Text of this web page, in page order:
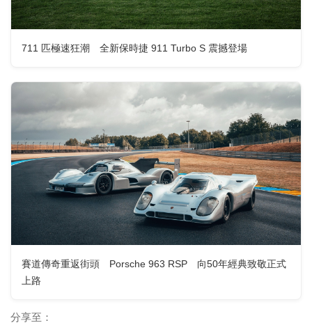
711 匹極速狂潮 全新保時捷 911 Turbo S 震撼登場
賽道傳奇重返街頭 Porsche 963 RSP 向50年經典致敬正式
上路
分享至：